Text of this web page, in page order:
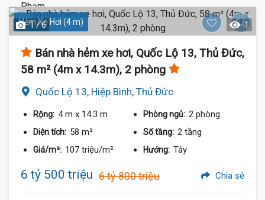
Hẻm Xe Hơi (4 m)
1 / 6 1
Bán nhà hẻm xe hơi, Quốc Lộ 13, Thủ Đức,
58 m² (4m x 14.3m), 2 phòng
Quốc Lộ 13, Hiệp Bình, Thủ Đức
Rộng: 4 m x 14.3 m Phòng ngủ: 2 phòng
Diện tích: 58 m² Số tầng: 2 tầng
Giá/m²: 107 triệu/m² Hướng: Tây
6 tỷ 500 triệu 6 tỷ 800 triệu Chia sẻ